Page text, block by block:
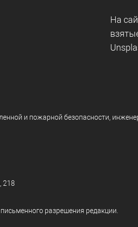
На
и пожарной безопасности,
218
разрешения редакции.